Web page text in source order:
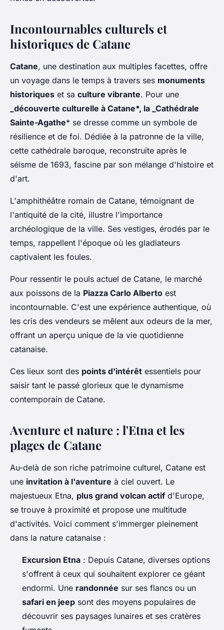
Incontournables culturels et
historiques de Catane
Catane, une destination aux multiples facettes, offre
un voyage dans le temps à travers ses monuments
historiques et sa culture vibrante. Pour une
_découverte culturelle à Catane*, la _Cathédrale
Sainte-Agathe* se dresse comme un symbole de
résilience et de foi. Dédiée à la patronne de la ville,
cette cathédrale baroque, reconstruite après le
séisme de 1693, fascine par son mélange d'histoire et
d'art.
L'amphithéâtre romain de Catane, témoignant de
l'antiquité de la cité, illustre l'importance
archéologique de la ville. Ses vestiges, érodés par le
temps, rappellent l'époque où les gladiateurs
captivaient les foules.
Pour ressentir le pouls actuel de Catane, le marché
aux poissons de la Piazza Carlo Alberto est
incontournable. C'est une expérience authentique, où
les cris des vendeurs se mêlent aux odeurs de la mer,
offrant un aperçu unique de la vie quotidienne
catanaise.
Ces lieux sont des points d'intérêt essentiels pour
saisir tant le passé glorieux que le dynamisme
contemporain de Catane.
Aventure et nature : l'Etna et les
plages de Catane
Au-delà de son riche patrimoine culturel, Catane est
une invitation à l'aventure à ciel ouvert. Le
majestueux Etna, plus grand volcan actif d'Europe,
se trouve à proximité et propose une multitude
d'activités. Voici comment s'immerger pleinement
dans la nature catanaise :
Excursion Etna : Depuis Catane, diverses options
s'offrent à ceux qui souhaitent explorer ce géant
endormi. Une randonnée sur ses flancs ou un
safari en jeep sont des moyens populaires de
découvrir ses paysages lunaires et ses cratères